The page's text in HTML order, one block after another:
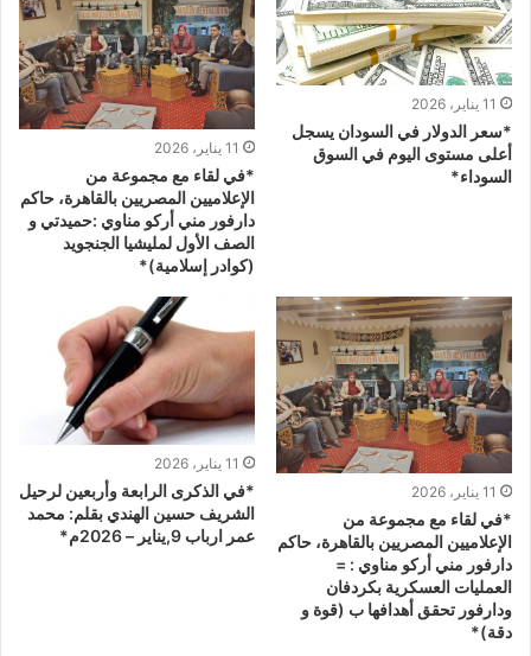
11 يناير، 2026
*سعر الدولار في السودان يسجل
أعلى مستوى اليوم في السوق
السوداء*
11 يناير، 2026
*في لقاء مع مجموعة من
الإعلاميين المصريين بالقاهرة، حاكم
دارفور مني أركو مناوي :حميدتي و
الصف الأول لمليشيا الجنجويد
(كوادر إسلامية)*
11 يناير، 2026
*في لقاء مع مجموعة من
الإعلاميين المصريين بالقاهرة، حاكم
دارفور مني أركو مناوي : =
العمليات العسكرية بكردفان
ودارفور تحقق أهدافها ب (قوة و
دقة)*
11 يناير، 2026
*في الذكرى الرابعة وأربعين لرحيل
الشريف حسين الهندي بقلم: محمد
عمر ارباب 9,يناير – 2026م*